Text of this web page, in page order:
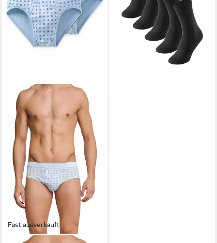
Fast ausverkauft
in 2-3 Werktagen bei dir